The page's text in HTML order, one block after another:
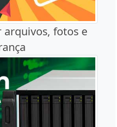
arquivos, fotos e